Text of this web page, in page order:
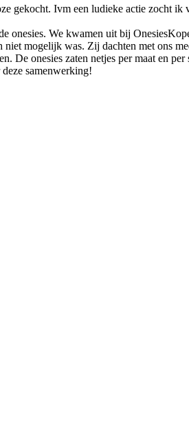
gekocht. Ivm een ludieke actie zocht
We kwamen uit bij
mogelijk was. Zij dachten met ons
De onesies zaten netjes per maat en
samenwerking!